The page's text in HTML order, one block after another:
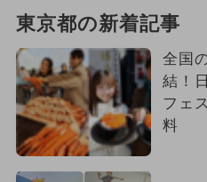
東京都の新着記事
全国
結！
フェ
料